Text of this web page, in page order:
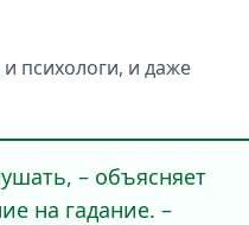
психологи, и даже
– объясняет
на гадание. –